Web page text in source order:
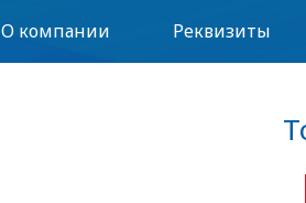
О компании Реквизиты